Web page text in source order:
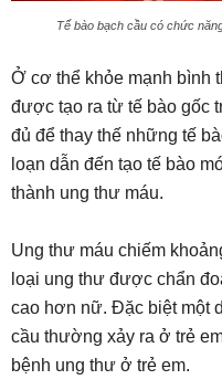
Tế bào bạch cầu có chức
Ở cơ thể khỏe mạnh bình
được tạo ra từ tế bào gốc
đủ để thay thế những tế
loạn dẫn đến tạo tế bào
thành ung thư máu.
Ung thư máu chiếm
loại ung thư được chẩn
cao hơn nữ. Đặc biệt một
cầu thường xảy ra ở trẻ
bệnh ung thư ở trẻ em.